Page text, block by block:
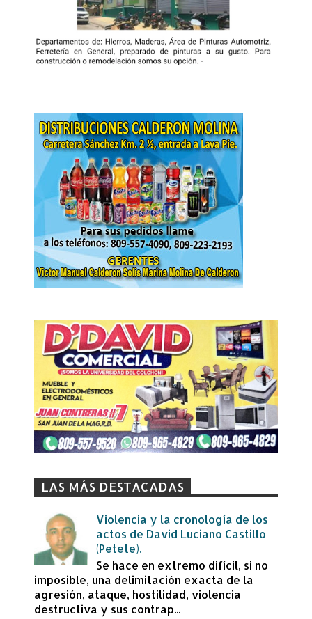
LAS MÁS DESTACADAS
Violencia y la cronología de los
actos de David Luciano Castillo
(Petete).
Se hace en extremo difícil, si no
imposible, una delimitación exacta de la
agresión, ataque, hostilidad, violencia
destructiva y sus contrap...